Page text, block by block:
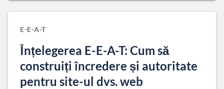
E-E-A-T
Înțelegerea E-E-A-T: Cum să
construiți încredere și autoritate
pentru site-ul dvs. web